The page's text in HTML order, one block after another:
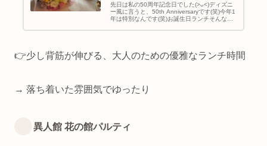
先日は私の50周年記念日でした(>ᴗ<)ディズニ
ー風に言うと、50th Anniversaryです(笑)今年1
年は特別なんです(笑)お誕生日ランチそんな特
👉少し背筋が伸びる、大人のための優雅なランチ時間
→ 落ち着いた雰囲気でゆったり
異人館 花の館パルティ